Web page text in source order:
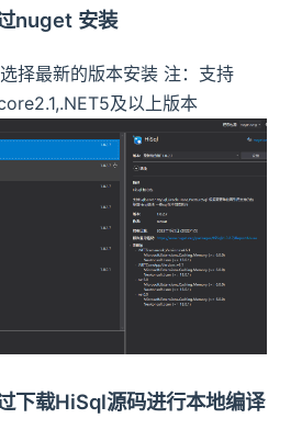
nuget 安装
择最新的版本安装 注：支持
及以上版本
下载HiSql源码进行本地编译